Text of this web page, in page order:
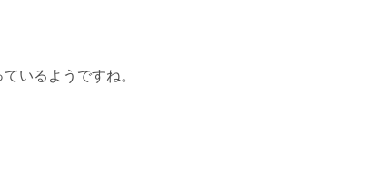
いるようですね。